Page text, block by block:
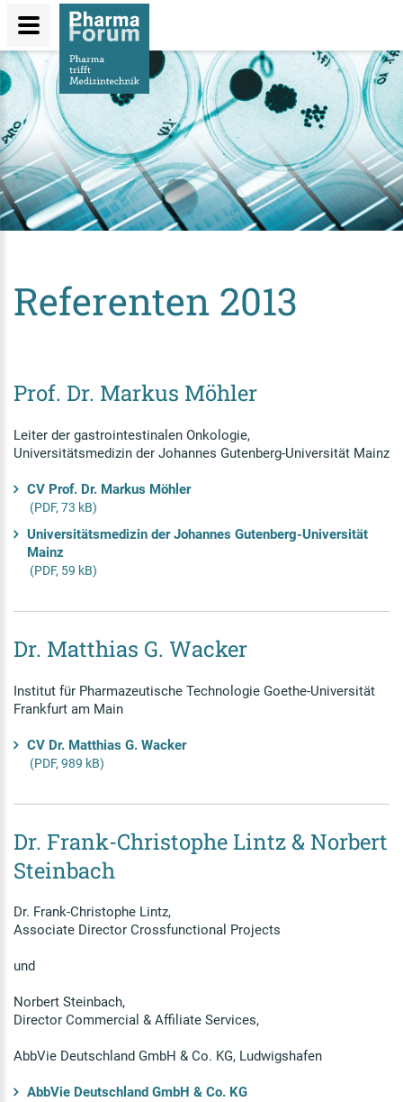
Direkt
zum
Inhalt
Referenten 2013
Prof. Dr. Markus Möhler
Leiter der gastrointestinalen Onkologie,
Universitätsmedizin der Johannes Gutenberg-Universität Mainz
CV Prof. Dr. Markus Möhler
(PDF, 73 kB)
Universitätsmedizin der Johannes Gutenberg-Universität
Mainz
(PDF, 59 kB)
Dr. Matthias G. Wacker
Institut für Pharmazeutische Technologie Goethe-Universität
Frankfurt am Main
CV Dr. Matthias G. Wacker
(PDF, 989 kB)
Dr. Frank-Christophe Lintz & Norbert
Steinbach
Dr. Frank-Christophe Lintz,
Associate Director Crossfunctional Projects
und
Norbert Steinbach,
Director Commercial & Affiliate Services,
AbbVie Deutschland GmbH & Co. KG, Ludwigshafen
AbbVie Deutschland GmbH & Co. KG